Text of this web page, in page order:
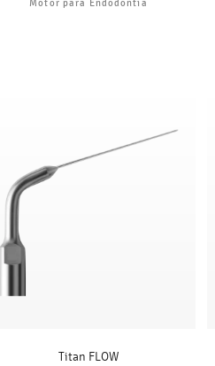
Motor para Endodontia
Titan FLOW